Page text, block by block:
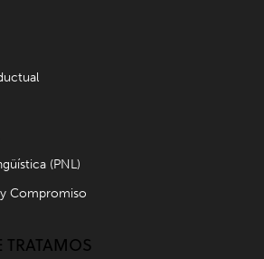
(PNL)
Compromiso
TRATAMOS